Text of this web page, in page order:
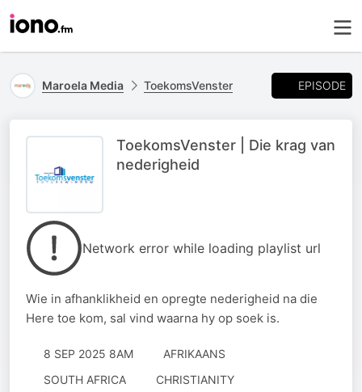
Maroela Media ToekomsVenster EPISODE
ToekomsVenster | Die krag van
nederigheid
Network error while loading playlist url
Wie in afhanklikheid en opregte nederigheid na die
Here toe kom, sal vind waarna hy op soek is.
8 SEP 2025 8AM
AFRIKAANS
SOUTH AFRICA
CHRISTIANITY